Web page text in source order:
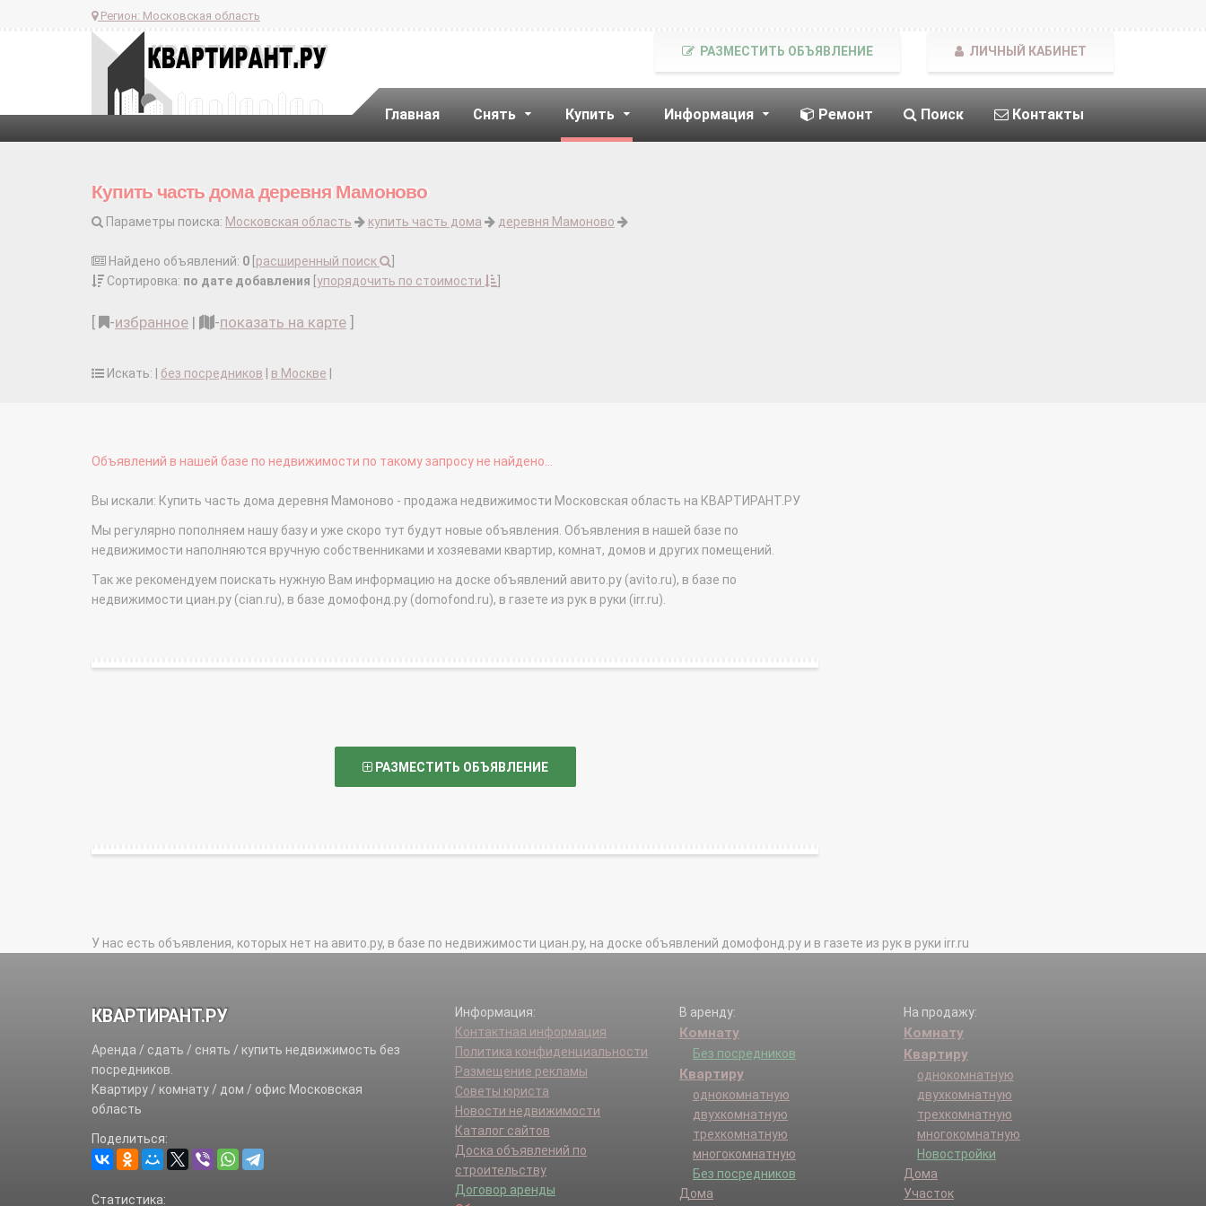
Регион: Московская область
Главная Снять Купить Информация Ремонт Поиск Контакты
РАЗМЕСТИТЬ ОБЪЯВЛЕНИЕ ЛИЧНЫЙ КАБИНЕТ
Купить часть дома деревня Мамоново
Параметры поиска: Московская область купить часть дома деревня Мамоново
Найдено объявлений: 0 расширенный поиск
Сортировка: по дате добавления упорядочить по стоимости
-избранное | -показать на карте
Искать: | без посредников в Москве
Объявлений в нашей базе по недвижимости по такому запросу не найдено...
Вы искали: Купить часть дома деревня Мамоново - продажа недвижимости Московская область на КВАРТИРАНТ.РУ
Мы регулярно пополняем нашу базу и уже скоро тут будут новые объявления. Объявления в нашей базе по
недвижимости наполняются вручную собственниками и хозяевами квартир, комнат, домов и других помещений.
Так же рекомендуем поискать нужную Вам информацию на доске объявлений авито.ру (avito.ru), в базе по
недвижимости циан.ру (cian.ru), в базе домофонд.ру (domofond.ru), в газете из рук в руки (irr.ru).
РАЗМЕСТИТЬ ОБЪЯВЛЕНИЕ
У нас есть объявления, которых нет на авито.ру, в базе по недвижимости циан.ру, на доске объявлений домофонд.ру и в газете из рук в руки irr.ru
КВАРТИРАНТ.РУ
Аренда / сдать / снять / купить недвижимость без
посредников.
Квартиру / комнату / дом / офис Московская
область
Поделиться:
Статистика:
Информация:
Контактная информация
Политика конфиденциальности
Размещение рекламы
Советы юриста
Новости недвижимости
Каталог сайтов
Доска объявлений по
строительству
Договор аренды
В аренду:
Комнату
Без посредников
Квартиру
однокомнатную
двухкомнатную
трехкомнатную
многокомнатную
Без посредников
Дома
На продажу:
Комнату
Квартиру
однокомнатную
двухкомнатную
трехкомнатную
многокомнатную
Новостройки
Дома
Участок